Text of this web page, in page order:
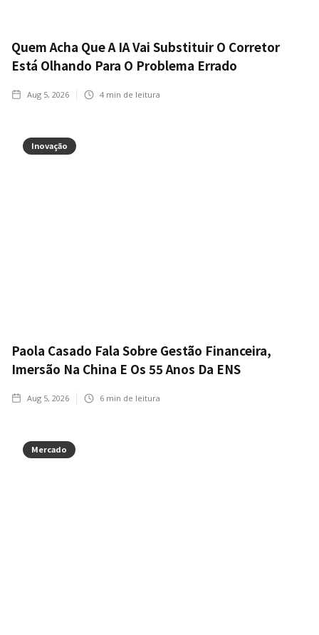
Quem Acha Que A IA Vai Substituir O Corretor
Está Olhando Para O Problema Errado
Aug 5, 2026 4 min de leitura
Inovação
Paola Casado Fala Sobre Gestão Financeira,
Imersão Na China E Os 55 Anos Da ENS
Aug 5, 2026 6 min de leitura
Mercado